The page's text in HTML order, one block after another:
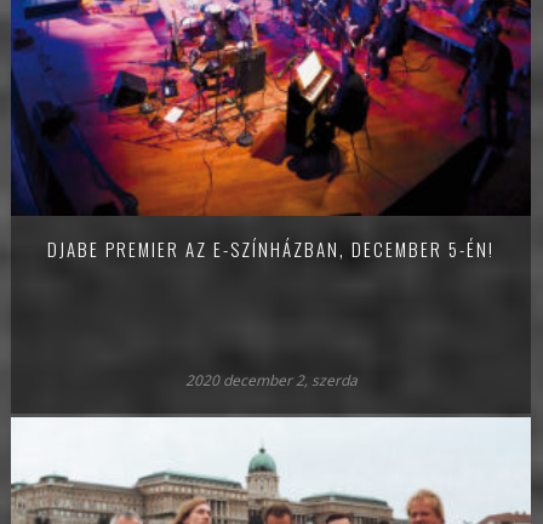
DJABE PREMIER AZ E-SZÍNHÁZBAN, DECEMBER 5-ÉN!
2020 december 2, szerda